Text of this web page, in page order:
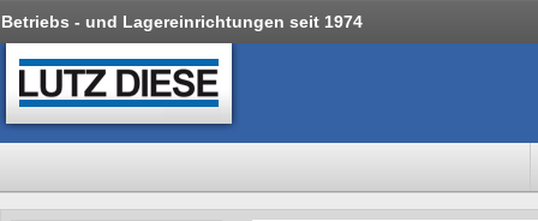
Betriebs - und Lagereinrichtungen seit 1974